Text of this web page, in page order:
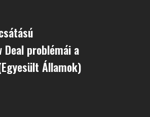
Deal problémái a
Államok)